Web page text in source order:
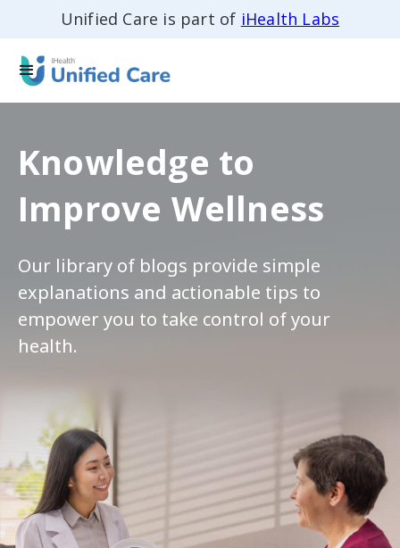
Unified Care is part of iHealth Labs
Knowledge to
Improve Wellness
Our library of blogs provide simple
explanations and actionable tips to
empower you to take control of your
health.